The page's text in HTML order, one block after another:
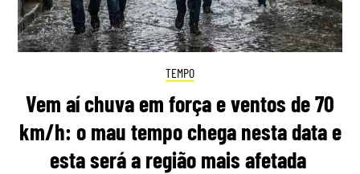
TEMPO
Vem aí chuva em força e ventos de 70
km/h: o mau tempo chega nesta data e
esta será a região mais afetada